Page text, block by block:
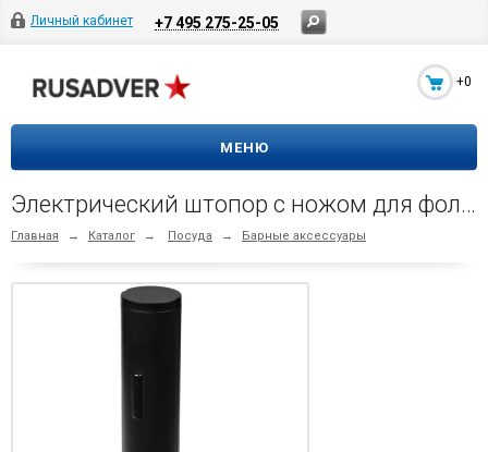
Личный кабинет +7 495 275-25-05
+0
МЕНЮ
Электрический штопор с ножом для фольги Wine Crime, черный
Главная → Каталог → Посуда → Барные аксессуары